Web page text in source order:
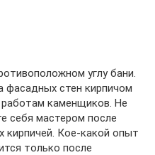
углу бани.
фасадных стен кирпичом
каменщиков. Не
себя мастером после
кирпичей. Кое-какой опыт
только после